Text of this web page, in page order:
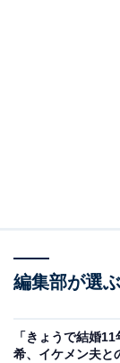
編集部が選
「きょうで結婚
希、イケメン夫と